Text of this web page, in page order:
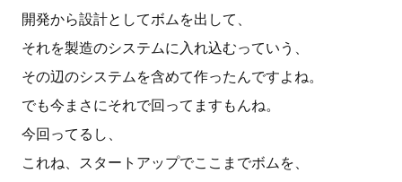
開発から設計としてボムを出して、
それを製造のシステムに入れ込むっていう、
その辺のシステムを含めて作ったんですよね。
でも今まさにそれで回ってますもんね。
今回ってるし、
これね、スタートアップでここまでボムを、